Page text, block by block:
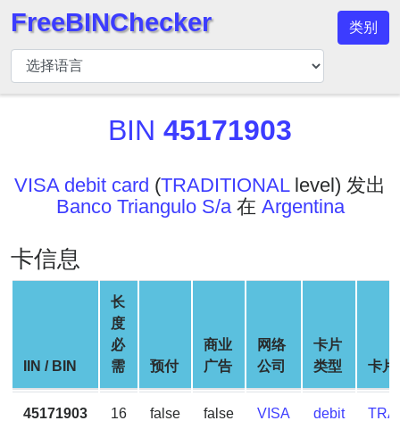
BIN
检
查
搜
索
号
BIN
BIN
Checker
v2
FreeBINChecker 类别
BIN 45171903
VISA debit card (TRADITIONALlevel) 发出
Banco Triangulo S/a在 Argentina
卡信息
IIN / BIN
长
度
必
需
预付
商业
广告
网络
公司
卡片
类型
卡片
45171903 16 false false VISA debit